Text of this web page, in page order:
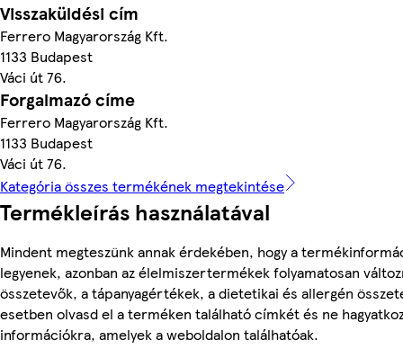
Visszaküldési cím
Ferrero Magyarország Kft.
1133 Budapest
Váci út 76.
Forgalmazó címe
Ferrero Magyarország Kft.
1133 Budapest
Váci út 76.
Kategória összes termékének megtekintése
Termékleírás használatával
Mindent megteszünk annak érdekében, hogy a
legyenek, azonban az élelmiszertermékek folyamatosan
összetevők, a tápanyagértékek, a dietetikai és allergén
esetben olvasd el a terméken található címkét és ne
információkra, amelyek a weboldalon találhatóak.